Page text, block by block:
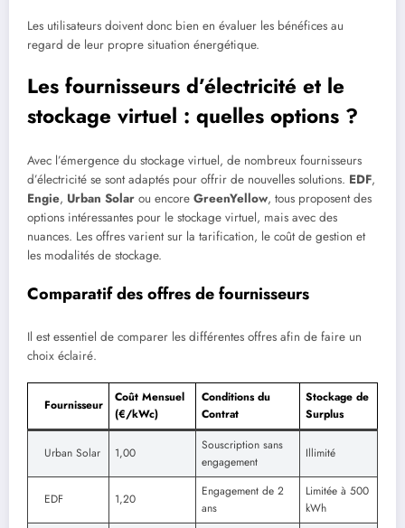
Les utilisateurs doivent donc bien en évaluer les bénéfices au
regard de leur propre situation énergétique.
Les fournisseurs d’électricité et le
stockage virtuel : quelles options ?
Avec l’émergence du stockage virtuel, de nombreux fournisseurs
d’électricité se sont adaptés pour offrir de nouvelles solutions. EDF,
Engie, Urban Solar ou encore GreenYellow, tous proposent des
options intéressantes pour le stockage virtuel, mais avec des
nuances. Les offres varient sur la tarification, le coût de gestion et
les modalités de stockage.
Comparatif des offres de fournisseurs
Il est essentiel de comparer les différentes offres afin de faire un
choix éclairé.
Fournisseur
Coût Mensuel
(€/kWc)
Conditions du
Contrat
Stockage de
Surplus
Urban Solar 1,00
Souscription sans
engagement
Illimité
EDF 1,20
Engagement de 2
ans
Limitée à 500
kWh